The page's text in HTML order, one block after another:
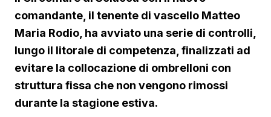
comandante, il tenente di vascello Matteo
Maria Rodio, ha avviato una serie di controlli,
lungo il litorale di competenza, finalizzati ad
evitare la collocazione di ombrelloni con
struttura fissa che non vengono rimossi
durante la stagione estiva.